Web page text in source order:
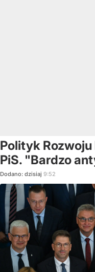
Polityk
PiS. "Bardzo
Dodano: dzisiaj 9:52